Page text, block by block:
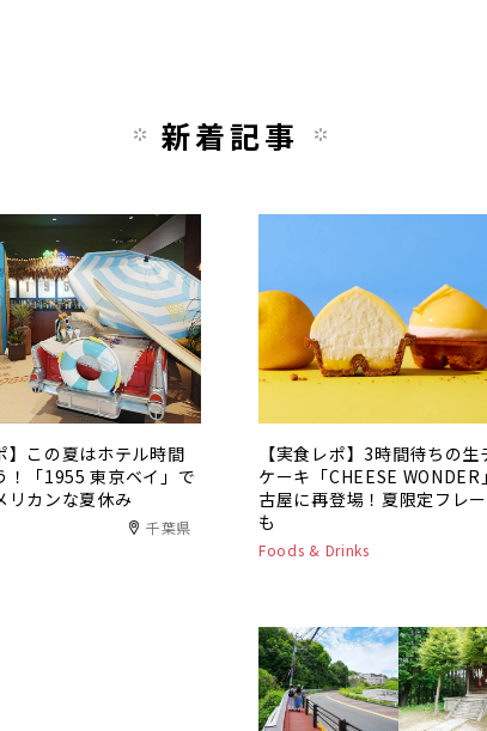
新着記事
】この夏はホテル時間
！「1955 東京ベイ」で
リカンな夏休み
千葉県
【実食レポ】3時間待ちの生
ケーキ「CHEESE WONDER
古屋に再登場！夏限定フレ
も
Foods & Drinks